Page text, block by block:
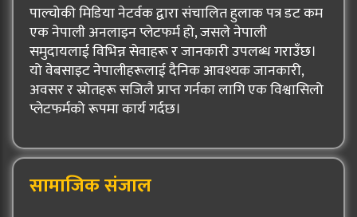
पाल्चोकी मिडिया नेटर्वक द्वारा संचालित हुलाक पत्र डट कम
एक नेपाली अनलाइन प्लेटफर्म हो, जसले नेपाली
समुदायलाई विभिन्न सेवाहरू र जानकारी उपलब्ध गराउँछ।
यो वेबसाइट नेपालीहरूलाई दैनिक आवश्यक जानकारी,
अवसर र स्रोतहरू सजिलै प्राप्त गर्नका लागि एक विश्वासिलो
प्लेटफर्मको रूपमा कार्य गर्दछ।
सामाजिक संजाल